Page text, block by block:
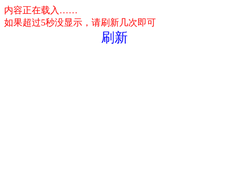
内容正在载入……
如果超过5秒没显示，请刷新几次即可
刷新